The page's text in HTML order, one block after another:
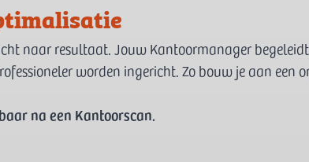
naar resultaat. Jouw Kantoormanager
worden ingericht. Zo bouw je aan een
na een Kantoorscan.